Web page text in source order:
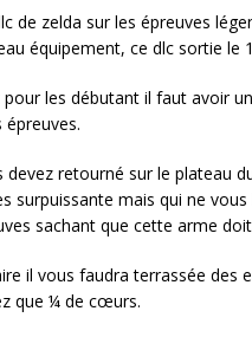
de zelda sur les épreuves
équipement, ce dlc sortie le
pour les débutant il faut avoir
retourné sur le plateau
surpuissante mais qui ne
sachant que cette arme
il vous faudra terrassée des
n’avez que ¼